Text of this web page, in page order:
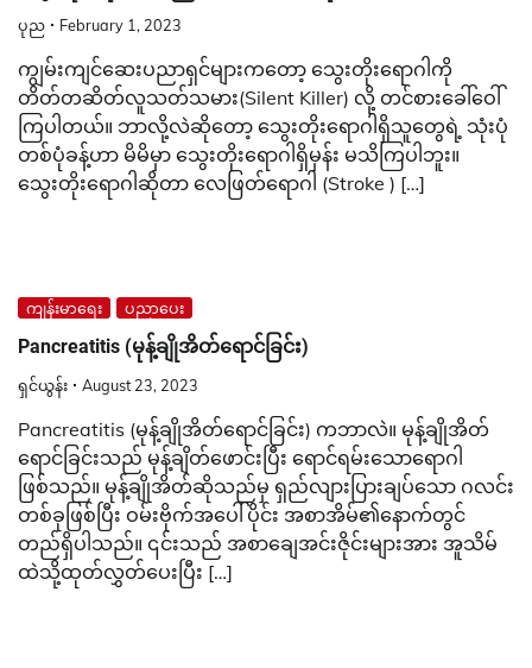
ပုည February 1, 2023
ကျွမ်းကျင်ဆေးပညာရှင်များကတော့ သွေးတိုးရောဂါကို
တိတ်တဆိတ်လူသတ်သမား(Silent Killer) လို့ တင်စားခေါ်ဝေါ်
ကြပါတယ်။ ဘာလို့လဲဆိုတော့ သွေးတိုးရောဂါရှိသူတွေရဲ့ သုံးပုံ
တစ်ပုံခန့်ဟာ မိမိမှာ သွေးတိုးရောဂါရှိမှန်း မသိကြပါဘူး။
သွေးတိုးရောဂါဆိုတာ လေဖြတ်ရောဂါ (Stroke ) […]
ကျန်းမာရေး ပညာပေး
Pancreatitis (မုန့်ချိုအိတ်ရောင်ခြင်း)
ရှင်ယွန်း August 23, 2023
Pancreatitis (မုန့်ချိုအိတ်ရောင်ခြင်း) ကဘာလဲ။ မုန့်ချိုအိတ်
ရောင်ခြင်းသည် မုန့်ချိတ်ဖောင်းပြီး ရောင်ရမ်းသောရောဂါ
ဖြစ်သည်။ မုန့်ချိုအိတ်ဆိုသည်မှ ရှည်လျားပြားချပ်သော ဂလင်း
တစ်ခုဖြစ်ပြီး ဝမ်းဗိုက်အပေါ်ပိုင်း အစာအိမ်၏နောက်တွင်
တည်ရှိပါသည်။ ၎င်းသည် အစာချေအင်းဇိုင်းများအား အူသိမ်
ထဲသို့ထုတ်လွှတ်ပေးပြီး […]